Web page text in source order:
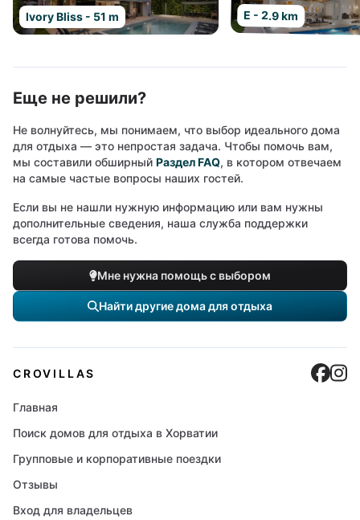
Ivory Bliss - 51 m E - 2.9 km
Еще не решили?
Не волнуйтесь, мы понимаем, что выбор идеального дома
для отдыха — это непростая задача. Чтобы помочь вам,
мы составили обширный Раздел FAQ, в котором отвечаем
на самые частые вопросы наших гостей.
Если вы не нашли нужную информацию или вам нужны
дополнительные сведения, наша служба поддержки
всегда готова помочь.
Мне нужна помощь с выбором
Найти другие дома для отдыха
CROVILLAS
Главная
Поиск домов для отдыха в Хорватии
Групповые и корпоративные поездки
Отзывы
Вход для владельцев